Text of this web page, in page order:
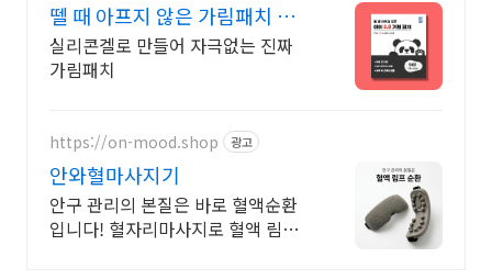
뗄 때 아프지 않은 가림패치 불
만족시 100% 환불
실리콘겔로 만들어 자극없는 진짜
가림패치
https://on-mood.shop 광고
안와혈마사지기
안구 관리의 본질은 바로 혈액순환
입니다! 혈자리마사지로 혈액 림프